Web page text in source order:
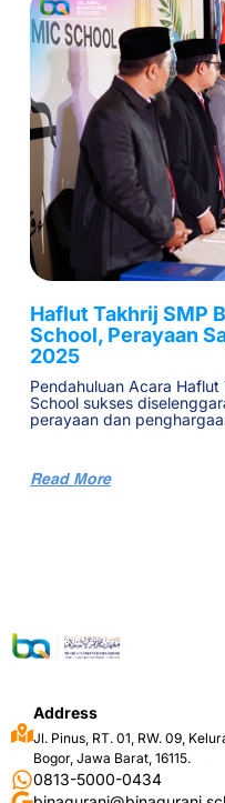
Haflut Takhrij SMP
School, Perayaan
2025
Pendahuluan Acara
School sukses
perayaan dan
Read More
Address
Jl. Pinus, RT. 01, RW. 09,
Bogor, Jawa Barat, 16115.
0813-5000-0434